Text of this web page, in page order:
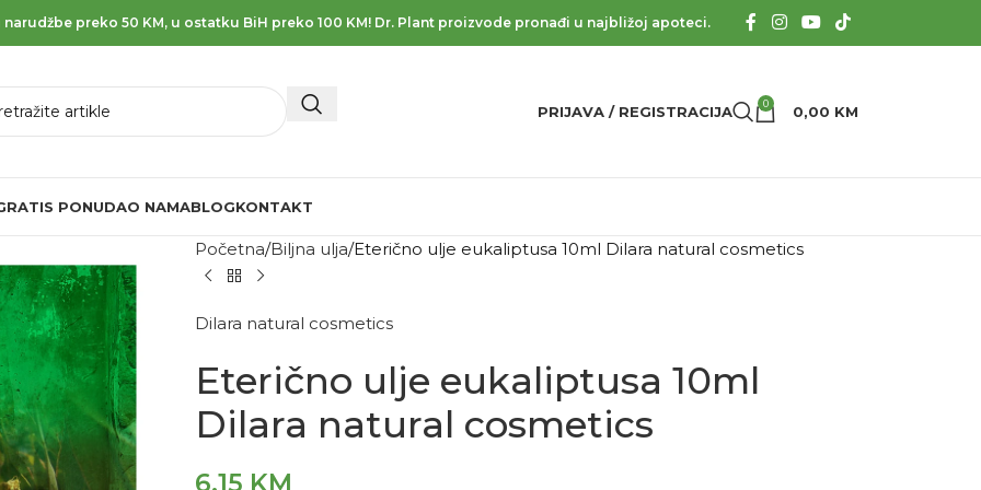
preko 50 KM, u ostatku BiH preko 100 KM! Dr. Plant proizvode pronađi u najbližoj apoteci.
PRIJAVA / REGISTRACIJA 0 0,00 KM
PONUDAO NAMABLOGKONTAKT
Početna Biljna ulja Eterično ulje eukaliptusa 10ml Dilara natural cosmetics
Dilara natural cosmetics
Eterično ulje eukaliptusa 10ml
Dilara natural cosmetics
6,15 KM